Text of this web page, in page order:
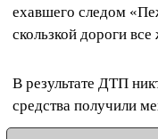
ехавшего следом
скользкой дороги
В результате ДТП
средства получили